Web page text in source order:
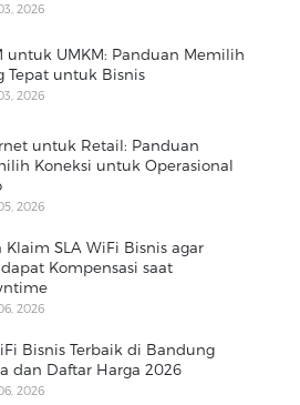
2026
untuk UMKM: Panduan Memilih
Tepat untuk Bisnis
2026
untuk Retail: Panduan
Koneksi untuk Operasional
2026
Klaim SLA WiFi Bisnis agar
Kompensasi saat
2026
Bisnis Terbaik di Bandung
dan Daftar Harga 2026
2026